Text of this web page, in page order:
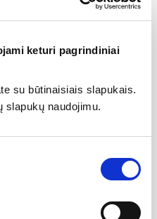
keturi pagrindiniai
su būtinaisiais slapukais.
slapukų naudojimu.
20